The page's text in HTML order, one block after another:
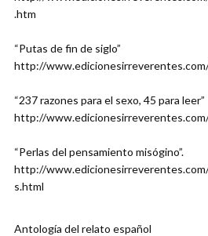
.htm
“Putas de fin de siglo”
http://
“237 razones para el sexo, 45 para leer”
http://
“Perlas del pensamiento misógino”.
http://www.edicionesirreverentes.com/
s.html
Antología del relato español